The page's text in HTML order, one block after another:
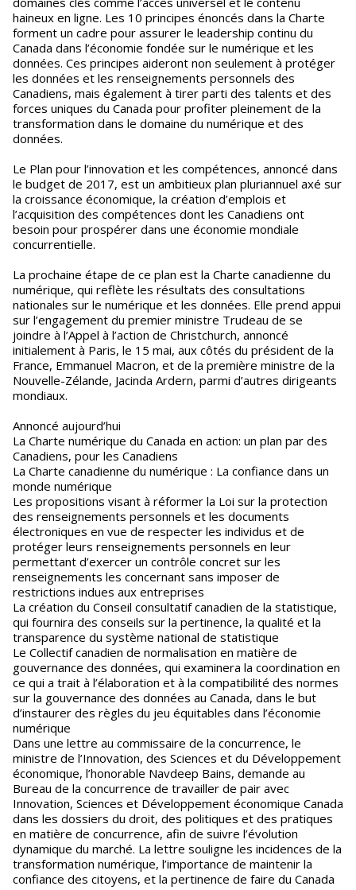
haineux en ligne. Les 10 principes énoncés dans la Charte
forment un cadre pour assurer le leadership continu du
Canada dans l’économie fondée sur le numérique et les
données. Ces principes aideront non seulement à protéger
les données et les renseignements personnels des
Canadiens, mais également à tirer parti des talents et des
forces uniques du Canada pour profiter pleinement de la
transformation dans le domaine du numérique et des
données.
Le Plan pour l’innovation et les compétences, annoncé dans
le budget de 2017, est un ambitieux plan pluriannuel axé sur
la croissance économique, la création d’emplois et
l’acquisition des compétences dont les Canadiens ont
besoin pour prospérer dans une économie mondiale
concurrentielle.
La prochaine étape de ce plan est la Charte canadienne du
numérique, qui reflète les résultats des consultations
nationales sur le numérique et les données. Elle prend appui
sur l’engagement du premier ministre Trudeau de se
joindre à l’Appel à l’action de Christchurch, annoncé
initialement à Paris, le 15 mai, aux côtés du président de la
France, Emmanuel Macron, et de la première ministre de la
Nouvelle-Zélande, Jacinda Ardern, parmi d’autres dirigeants
mondiaux.
Annoncé aujourd’hui
La Charte numérique du Canada en action: un plan par des
Canadiens, pour les Canadiens
La Charte canadienne du numérique : La confiance dans un
monde numérique
Les propositions visant à réformer la Loi sur la protection
des renseignements personnels et les documents
électroniques en vue de respecter les individus et de
protéger leurs renseignements personnels en leur
permettant d’exercer un contrôle concret sur les
renseignements les concernant sans imposer de
restrictions indues aux entreprises
La création du Conseil consultatif canadien de la statistique,
qui fournira des conseils sur la pertinence, la qualité et la
transparence du système national de statistique
Le Collectif canadien de normalisation en matière de
gouvernance des données, qui examinera la coordination en
ce qui a trait à l’élaboration et à la compatibilité des normes
sur la gouvernance des données au Canada, dans le but
d’instaurer des règles du jeu équitables dans l’économie
numérique
Dans une lettre au commissaire de la concurrence, le
ministre de l’Innovation, des Sciences et du Développement
économique, l’honorable Navdeep Bains, demande au
Bureau de la concurrence de travailler de pair avec
Innovation, Sciences et Développement économique Canada
dans les dossiers du droit, des politiques et des pratiques
en matière de concurrence, afin de suivre l’évolution
dynamique du marché. La lettre souligne les incidences de la
transformation numérique, l’importance de maintenir la
confiance des citoyens, et la pertinence de faire du Canada